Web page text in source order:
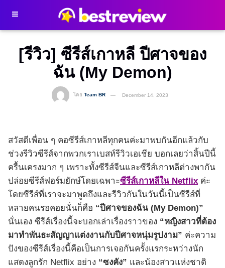
[รีวิว] ซีรีส์เกาหลี ปีศาจของ
ฉัน (My Demon)
โดย Team BR December 14, 2023
สวัสดีเพื่อน ๆ คอซีรีส์เกาหลีทุกคนค่ะมาพบกันอีกแล้วกับ
ช่วงรีวิวซีรีส์จากพวกเราเบสท์รีวิวเอเชีย บอกเลยว่าสิ้นปีนี้
ครื้นเครงมาก ๆ เพราะทั้งซีรีส์จีนและซีรีส์เกาหลีต่างพากัน
ปล่อยซีรีส์ฟอร์มยักษ์โดยเฉพาะซีรีส์เกาหลีใน Netflix ค่ะ
โดยซีรีส์ที่เราจะมาพูดถึงและรีวิวกันในวันนี้เป็นซีรีส์ที่
หลายคนรอคอยนั่นก็คือ “ปีศาจของฉัน (My Demon)”
นั่นเอง ซีรีส์เรื่องนี้จะบอกเล่าเรื่องราวของ “หญิงสาวที่ต้อง
มาทำพันธะสัญญาแต่งงานกับปีศาจหนุ่มรูปงาม” ค่ะความ
ปังของซีรีส์เรื่องนี้คือเป็นการเจอกันครั้งแรกระหว่างนัก
แสดงลูกรัก Netflix อย่าง “ซงคัง” และน้องสาวแห่งชาติ